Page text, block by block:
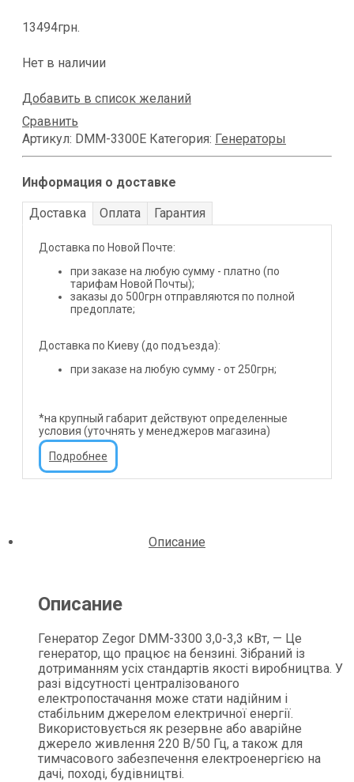
13494грн.
Нет в наличии
Добавить в список желаний
Сравнить
Артикул: DMM-3300E Категория: Генераторы
Информация о доставке
Доставка Оплата Гарантия
Доставка по Новой Почте:
при заказе на любую сумму - платно (по
тарифам Новой Почты);
заказы до 500грн отправляются по полной
предоплате;
Доставка по Киеву (до подъезда):
при заказе на любую сумму - от 250грн;
*на крупный габарит действуют определенные
условия (уточнять у менеджеров магазина)
Подробнее
Описание
Описание
Генератор Zegor DMM-3300 3,0-3,3 кВт, — Це
генератор, що працює на бензині. Зібраний із
дотриманням усіх стандартів якості виробництва. У
разі відсутності централізованого
електропостачання може стати надійним і
стабільним джерелом електричної енергії.
Використовується як резервне або аварійне
джерело живлення 220 В/50 Гц, а також для
тимчасового забезпечення електроенергією на
дачі, поході, будівництві.